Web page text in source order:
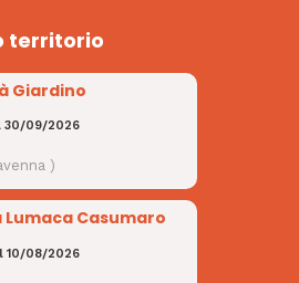
territorio
Giardino
30/09/2026
)
Lumaca Casumaro
10/08/2026